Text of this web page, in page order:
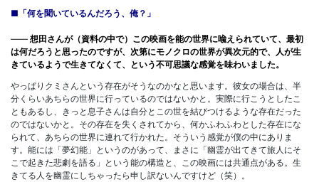
■「何を聞いているんだろう、俺？」
―― 想田さんが（資料の中で）この映画を能の世界に喩えられていて、最初
は何だろうと思ったのですが、次第にモノクロの世界が異次元的で、人が生
きているようで生きてなくて、という不可思議な感覚を味わいました。
やっぱりクミさんという存在がそうなのかなと思います。彼女の場合は、半
分くらいあちらの世界に行っているのではないかと。実際に行こうとしたこ
ともあるし、きっと息子さんは自分とこの世を結びつけるような存在だった
のではないかと。その存在を失くされてから、何かふわふわとした存在にな
られて、あちらの世界に連れて行かれた。そういう感覚が僕の中にありま
す。能には「夢幻能」というのがあって、まさに「幽霊が出てきて旅人にそ
こで起きた悲劇を語る」という能の構造と、この映画には共通点がある。生
きてる人を幽霊にしちゃったら申し訳ないんですけど（笑）。